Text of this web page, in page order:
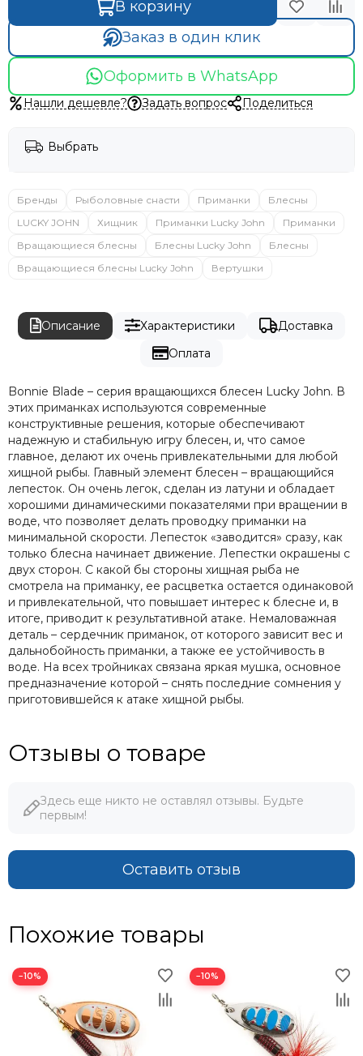
В корзину
Заказ в один клик
Оформить в WhatsApp
Нашли дешевле? Задать вопрос Поделиться
Выбрать
Бренды Рыболовные снасти Приманки
Блесны
LUCKY JOHN
Хищник Приманки Lucky John
Приманки
Вращающиеся блесны
Блесны Lucky John
Блесны
Вращающиеся блесны Lucky John
Вертушки
Описание Характеристики
Доставка
Оплата
Bonnie Blade – серия вращающихся блесен Lucky John. В
этих приманках используются современные
конструктивные решения, которые обеспечивают
надежную и стабильную игру блесен, и, что самое
главное, делают их очень привлекательными для любой
хищной рыбы. Главный элемент блесен – вращающийся
лепесток. Он очень легок, сделан из латуни и обладает
хорошими динамическими показателями при вращении в
воде, что позволяет делать проводку приманки на
минимальной скорости. Лепесток «заводится» сразу, как
только блесна начинает движение. Лепестки окрашены с
двух сторон. С какой бы стороны хищная рыба не
смотрела на приманку, ее расцветка остается одинаковой
и привлекательной, что повышает интерес к блесне и, в
итоге, приводит к результативной атаке. Немаловажная
деталь – сердечник приманок, от которого зависит вес и
дальнобойность приманки, а также ее устойчивость в
воде. На всех тройниках связана яркая мушка, основное
предназначение которой – снять последние сомнения у
приготовившейся к атаке хищной рыбы.
Отзывы о товаре
Здесь еще никто не оставлял отзывы. Будьте
первым!
Оставить отзыв
Похожие товары
−10% −10%